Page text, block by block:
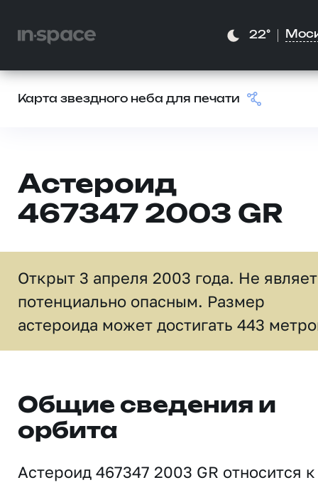
22°
Карта звездного неба для печати
Астероид
467347 2003 GR
Открыт 3 апреля 2003 года. Не
потенциально опасным. Размер
астероида может достигать 443
Общие сведения и
орбита
Астероид 467347 2003 GR относится к